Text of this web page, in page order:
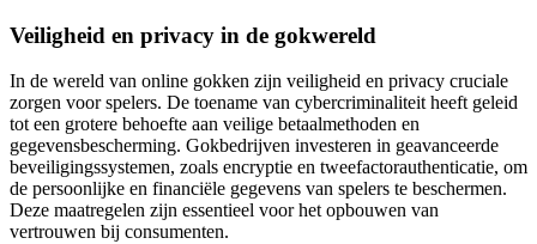
Veiligheid en privacy in de gokwereld
In de wereld van online gokken zijn veiligheid en privacy cruciale
zorgen voor spelers. De toename van cybercriminaliteit heeft geleid
tot een grotere behoefte aan veilige betaalmethoden en
gegevensbescherming. Gokbedrijven investeren in geavanceerde
beveiligingssystemen, zoals encryptie en tweefactorauthenticatie, om
de persoonlijke en financiële gegevens van spelers te beschermen.
Deze maatregelen zijn essentieel voor het opbouwen van
vertrouwen bij consumenten.